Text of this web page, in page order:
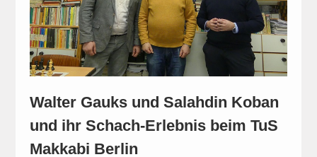
Walter Gauks und Salahdin Koban
und ihr Schach-Erlebnis beim TuS
Makkabi Berlin